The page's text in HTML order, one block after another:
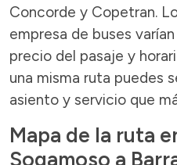
Concorde y Copetran.
empresa de buses
precio del pasaje y
una misma ruta puedes
asiento y servicio que
Mapa de la ruta
Sogamoso a